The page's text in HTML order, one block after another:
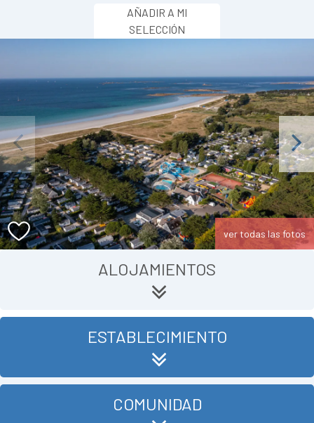
AÑADIR A MI
SELECCIÓN
Next
ver todas las fotos
ALOJAMIENTOS
ESTABLECIMIENTO
COMUNIDAD